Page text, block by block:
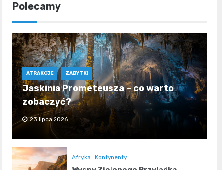
Polecamy
ATRAKCJE ZABYTKI
Jaskinia Prometeusza – co warto
zobaczyć?
23 lipca 2026
Afryka Kontynenty